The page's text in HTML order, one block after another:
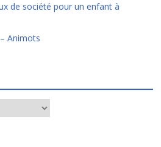
de société pour un enfant à
Animots